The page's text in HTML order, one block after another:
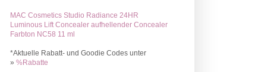
MAC Cosmetics Studio Radiance 24HR
Luminous Lift Concealer aufhellender Concealer
Farbton NC58 11 ml
*Aktuelle Rabatt- und Goodie Codes unter
» %Rabatte